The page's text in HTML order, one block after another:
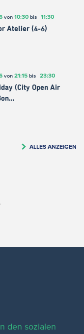
von 10:30bis 11:30
Atelier (4-6)
von 21:15bis 23:30
(City Open Air
ALLES ANZEIGEN
den sozialen